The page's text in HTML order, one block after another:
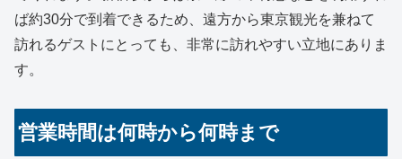
ば約30分で到着できるため、遠方から東京観光を兼ねて
訪れるゲストにとっても、非常に訪れやすい立地にありま
す。
営業時間は何時から何時まで